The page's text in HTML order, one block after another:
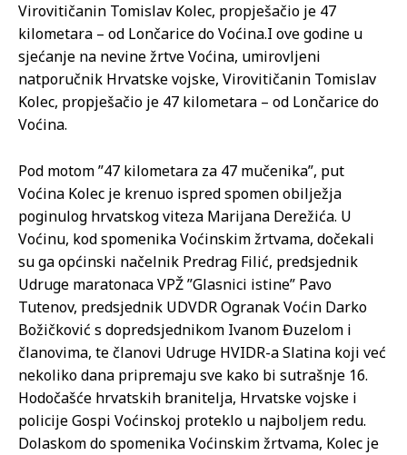
Virovitičanin Tomislav Kolec, propješačio je 47
kilometara – od Lončarice do Voćina.I ove godine u
sjećanje na nevine žrtve Voćina, umirovljeni
natporučnik Hrvatske vojske, Virovitičanin Tomislav
Kolec, propješačio je 47 kilometara – od Lončarice do
Voćina.
Pod motom ”47 kilometara za 47 mučenika”, put
Voćina Kolec je krenuo ispred spomen obilježja
poginulog hrvatskog viteza Marijana Derežića. U
Voćinu, kod spomenika Voćinskim žrtvama, dočekali
su ga općinski načelnik Predrag Filić, predsjednik
Udruge maratonaca VPŽ ”Glasnici istine” Pavo
Tutenov, predsjednik UDVDR Ogranak Voćin Darko
Božičković s dopredsjednikom Ivanom Đuzelom i
članovima, te članovi Udruge HVIDR-a Slatina koji već
nekoliko dana pripremaju sve kako bi sutrašnje 16.
Hodočašće hrvatskih branitelja, Hrvatske vojske i
policije Gospi Voćinskoj proteklo u najboljem redu.
Dolaskom do spomenika Voćinskim žrtvama, Kolec je